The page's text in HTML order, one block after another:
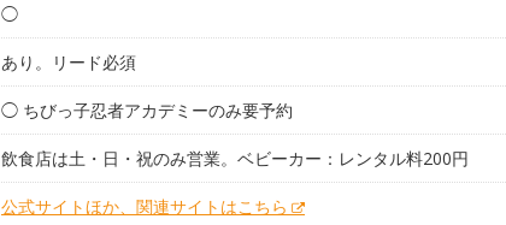
◯
あり。リード必須
◯ ちびっ子忍者アカデミーのみ要予約
飲食店は土・日・祝のみ営業。ベビーカー：レンタル料200円
公式サイトほか、関連サイトはこちら